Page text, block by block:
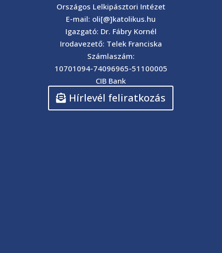
Országos Lelkipásztori Intézet
E-mail: oli[@]katolikus.hu
Igazgató: Dr. Fábry Kornél
Irodavezető: Telek Franciska
Számlaszám:
10701094-74096965-51100005
CIB Bank
Hírlevél feliratkozás